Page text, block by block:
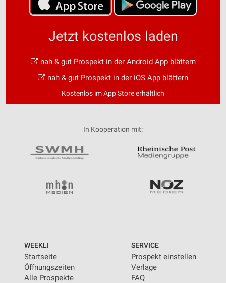
Jetzt kostenlos laden
nah & gut Prospekt in der Android App blättern
nah & gut Prospekt in der iOS App blättern
Kostenlos im App Store erhältlich
In Kooperation mit:
WEEKLI
Startseite
Öffnungszeiten
Alle Prospekte
SERVICE
Prospekt einstellen
Verlage
FAQ